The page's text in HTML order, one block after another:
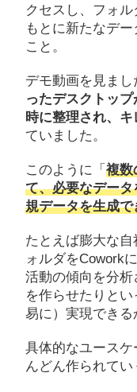
クセスし、フォ
もとに新たなデ
こと。
デモ動画を見まし
ったデスクトッ
時に整理され、
ていました。
このように「複数
て、必要なデー
規データを生成で
たとえば膨大な
ォルダをCowork
活動の傾向を分
を作らせたりと
易に）実現できる
具体的なユース
んどん作られてい